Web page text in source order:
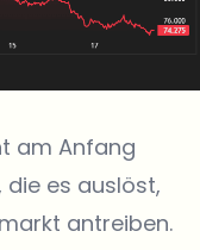
am Anfang
es auslöst,
antreiben.